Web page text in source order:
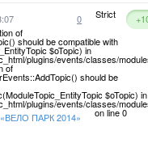
0
Strict
of
should be compatible with
$oTopic) in
plugins/events/classes/
of
should be
$oTopic) in
plugins/events/classes/
on line 0
ПАРК 2014»